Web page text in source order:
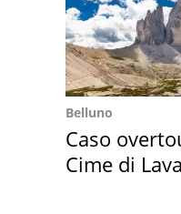
Belluno
Caso
Cime di